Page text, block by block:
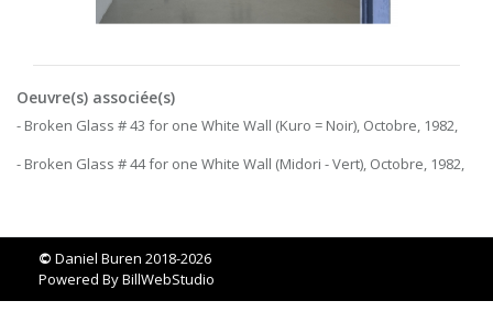
Oeuvre(s) associée(s)
- Broken Glass # 43 for one White Wall (Kuro = Noir), Octobre, 1982,
- Broken Glass # 44 for one White Wall (Midori - Vert), Octobre, 1982,
© Daniel Buren 2018-2026
Powered ByBillWebStudio